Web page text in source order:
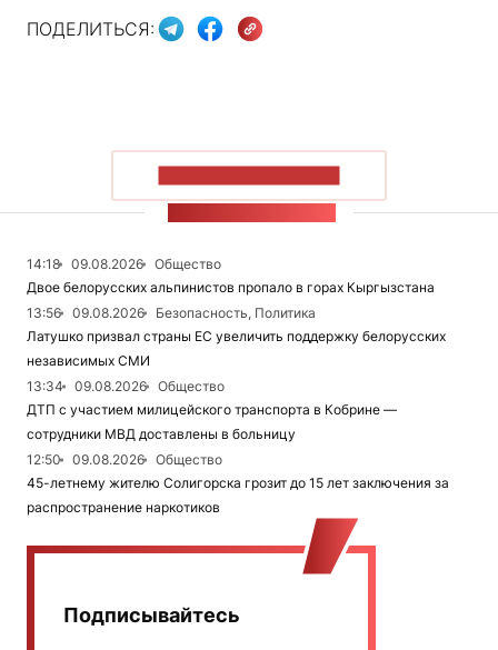
ПОДЕЛИТЬСЯ:
14:18 09.08.2026
Общество
Двое белорусских альпинистов пропало в горах Кыргызстана
13:56
09.08.2026
Безопасность, Политика
Латушко призвал страны ЕС увеличить поддержку белорусских
независимых СМИ
13:34
09.08.2026
Общество
ДТП с участием милицейского транспорта в Кобрине —
сотрудники МВД доставлены в больницу
12:50
09.08.2026
Общество
45-летнему жителю Солигорска грозит до 15 лет заключения за
распространение наркотиков
Подписывайтесь